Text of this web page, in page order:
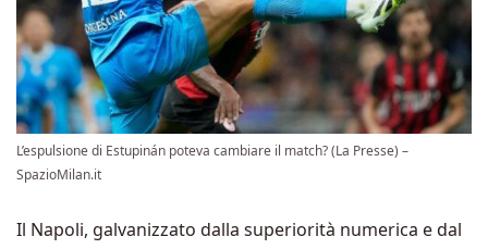
L’espulsione di Estupinán poteva cambiare il match? (La Presse) –
SpazioMilan.it
Il Napoli, galvanizzato dalla superiorità numerica e dal